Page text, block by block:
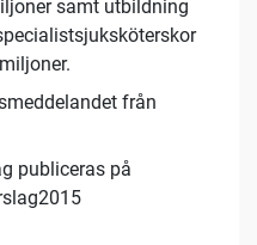
samt utbildning
från
publiceras på